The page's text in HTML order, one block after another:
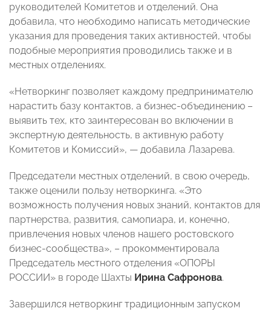
руководителей Комитетов и отделений. Она
добавила, что необходимо написать методические
указания для проведения таких активностей, чтобы
подобные мероприятия проводились также и в
местных отделениях.
«Нетворкинг позволяет каждому предпринимателю
нарастить базу контактов, а бизнес-объединению –
выявить тех, кто заинтересован во включении в
экспертную деятельность, в активную работу
Комитетов и Комиссий», — добавила Лазарева.
Председатели местных отделений, в свою очередь,
также оценили пользу нетворкинга. «Это
возможность получения новых знаний, контактов для
партнерства, развития, самопиара, и, конечно,
привлечения новых членов нашего ростовского
бизнес-сообщества», – прокомментировала
Председатель местного отделения «ОПОРЫ
РОССИИ» в городе Шахты Ирина Сафронова.
Завершился нетворкинг традиционным запуском